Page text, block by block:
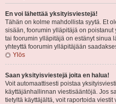
En voi lähettää yksityisviestejä!
Tähän on kolme mahdollista syytä. Et
sisään, foorumin ylläpitäjä on
tai foorumin ylläpitäjä on estänyt sinua
yhteyttä foorumin ylläpitäjään
Ylös
Saan yksityisviestejä joita en halua!
Voit automaattisesti poistaa
käyttäjänhallinnan viestisääntöjä. Jos
tietyltä käyttäjältä, voit raportoida